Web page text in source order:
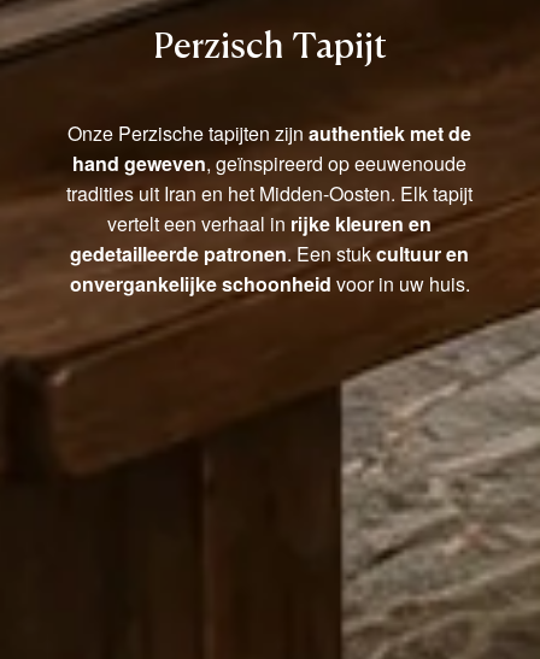
Perzisch Tapijt
Onze Perzische tapijten zijnauthentiek met de
hand geweven, geïnspireerd op eeuwenoude
tradities uit Iran en het Midden-Oosten. Elk tapijt
vertelt een verhaal in rijke kleuren en
gedetailleerde patronen. Een stukcultuur en
onvergankelijke schoonheid voor in uw huis.